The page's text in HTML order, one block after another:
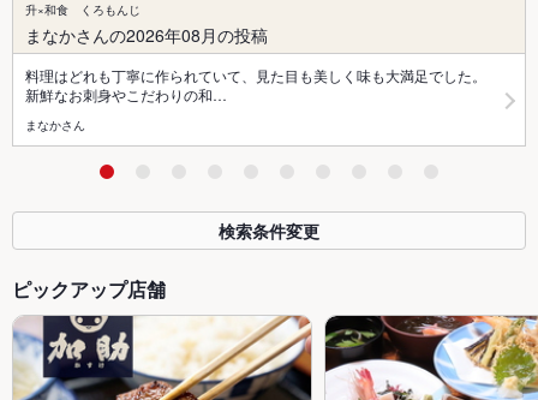
升×和食 くろもんじ
まなかさんの2026年08月の投稿
料理はどれも丁寧に作られていて、見た目も美しく味も大満足でした。
新鮮なお刺身やこだわりの和…
まなかさん
検索条件変更
ピックアップ店舗